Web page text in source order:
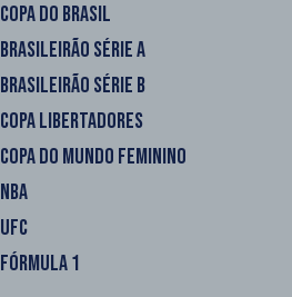
COPA DO BRASIL
BRASILEIRÃO SÉRIE A
BRASILEIRÃO SÉRIE B
COPA LIBERTADORES
COPA DO MUNDO FEMININO
NBA
UFC
FÓRMULA 1